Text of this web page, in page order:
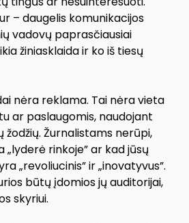
– daugelis komunikacijos
vadovų paprasčiausiai
žiniasklaida ir ko iš tiesų
nėra reklama. Tai nėra vieta
ar paslaugomis, naudojant
žodžių. Žurnalistams nerūpi,
„lyderė rinkoje” ar kad jūsų
„revoliucinis” ir „inovatyvus”.
būtų įdomios jų auditorijai,
skyriui.